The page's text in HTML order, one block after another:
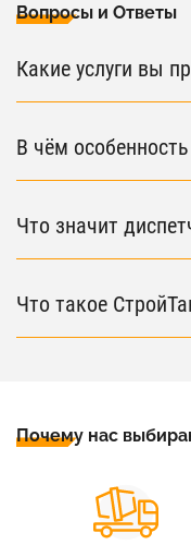
Вопросы и Ответы
Какие услуги вы
В чём
Что значит
Что такое
Почему нас